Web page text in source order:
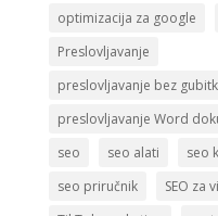
optimizacija za google
Preslovljavanje
preslovljavanje bez
preslovljavanje Word
seo
seo alati seo
seo priručnik
SEO za